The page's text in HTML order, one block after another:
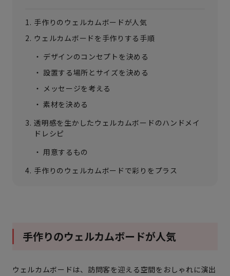
手作りのウェルカムボードが人気
ウェルカムボードを手作りする手順
デザインのコンセプトを決める
設置する場所とサイズを決める
メッセージを考える
素材を決める
透明感を生かしたウェルカムボードのハンドメイ
ドレシピ
用意するもの
手作りのウェルカムボードで彩りをプラス
手作りのウェルカムボードが人気
ウェルカムボードは、訪問客を迎える空間をおしゃれに演出